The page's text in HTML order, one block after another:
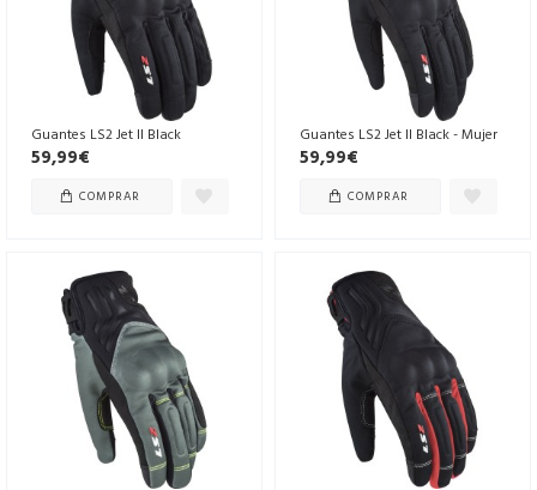
Guantes LS2 Jet II Black
59,99€
COMPRAR
Guantes LS2 Jet II Black - Mujer
59,99€
COMPRAR